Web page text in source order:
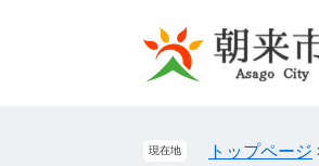
現在地 トップページ